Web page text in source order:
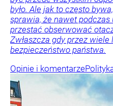
było. Ale jak to często
sprawia, że nawet podczas
przestać obserwować
Zwłaszcza gdy przez wiele
bezpieczeństwo państwa.
Opinie i komentarze